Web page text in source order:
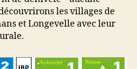
du
sel
et
les villages de
et Longevelle avec leur